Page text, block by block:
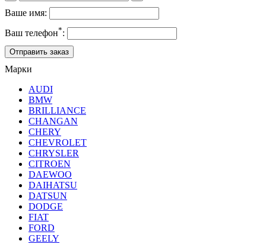
Ваше имя:
Ваш телефон*:
Марки
AUDI
BMW
BRILLIANCE
CHANGAN
CHERY
CHEVROLET
CHRYSLER
CITROEN
DAEWOO
DAIHATSU
DATSUN
DODGE
FIAT
FORD
GEELY